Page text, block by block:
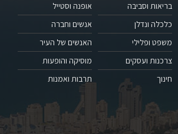
בריאות וסביבה
כלכלה ונדלן
משפט ופלילי
צרכנות ועסקים
חינוך
אופנה וסטייל
אנשים וחברה
האנשים של העיר
מוסיקה והופעות
תרבות ואמנות